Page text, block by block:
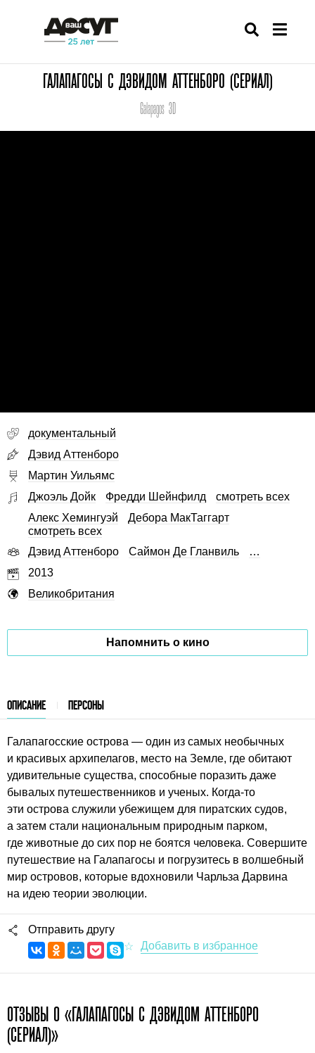
ГАЛАПАГОСЫ С ДЭВИДОМ АТТЕНБОРО (СЕРИАЛ)
Galapagos 3D
документальный
Дэвид Аттенборо
Мартин Уильямс
Джоэль Дойк
Фредди Шейнфилд
смотреть всех
Алекс Хемингуэй
Дебора МакТаггарт
смотреть всех
Дэвид Аттенборо
Саймон Де Гланвиль
…
2013
Великобритания
Напомнить о кино
ОПИСАНИЕ ПЕРСОНЫ
Галапагосские острова — один из самых необычных
и красивых архипелагов, место на Земле, где обитают
удивительные существа, способные поразить даже
бывалых путешественников и ученых. Когда-то
эти острова служили убежищем для пиратских судов,
а затем стали национальным природным парком,
где животные до сих пор не боятся человека. Совершите
путешествие на Галапагосы и погрузитесь в волшебный
мир островов, которые вдохновили Чарльза Дарвина
на идею теории эволюции.
Отправить другу
ОТЗЫВЫ О «ГАЛАПАГОСЫ С ДЭВИДОМ АТТЕНБОРО
(СЕРИАЛ)»